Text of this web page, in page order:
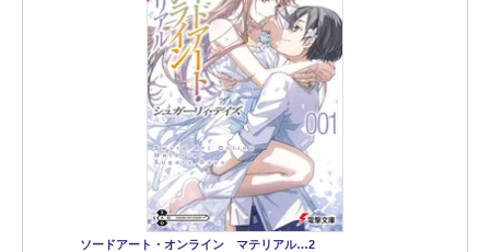
ソードアート・オンライン マテリアル…2